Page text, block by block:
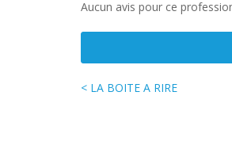
Aucun avis pour ce
< LA BOITE A RIRE